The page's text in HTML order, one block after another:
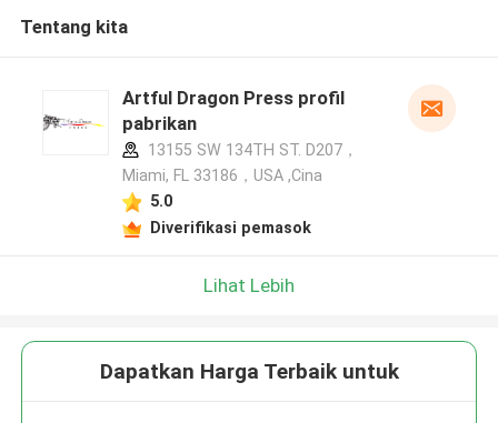
Tentang kita
Artful Dragon Press profil
pabrikan
13155 SW 134TH ST. D207，
Miami, FL 33186，USA ,Cina
5.0
Diverifikasi pemasok
Lihat Lebih
Dapatkan Harga Terbaik untuk